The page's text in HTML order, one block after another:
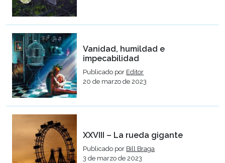
Vanidad, humildad e
impecabilidad
Publicado por Editor
20 de marzo de 2023
XXVIII – La rueda gigante
Publicado por Bill Braga
3 de marzo de 2023